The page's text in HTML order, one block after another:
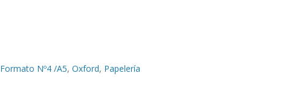
Formato Nº4 /A5, Oxford, Papelería